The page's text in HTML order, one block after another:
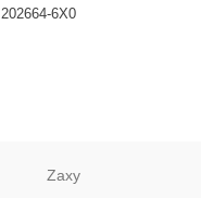
202664-6Χ0
Zaxy